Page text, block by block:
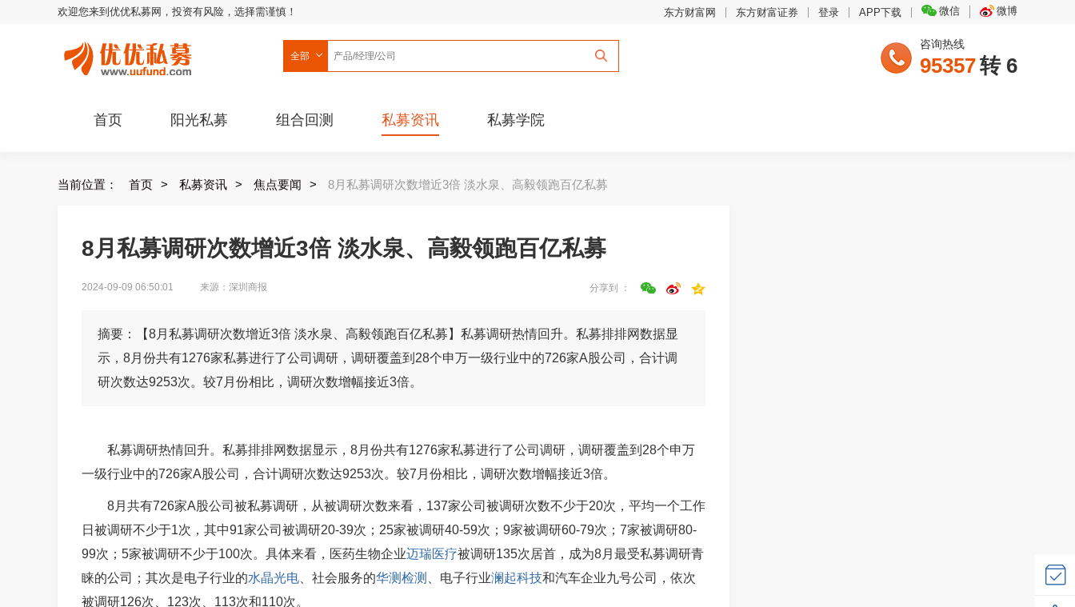
欢迎您来到优优私募网，投资有风险，选择需谨慎！ 东方财富网 东方财富证券 登录 APP下载 微信 微博
全部
咨询热线
95357转 6
首页 阳光私募 组合回测 私募资讯 私募学院
当前位置： 首页 > 私募资讯 > 焦点要闻 > 8月私募调研次数增近3倍 淡水泉、高毅领跑百亿私募
8月私募调研次数增近3倍 淡水泉、高毅领跑百亿私募
2024-09-09 06:50:01 来源：深圳商报 分享到 ：
摘要：【8月私募调研次数增近3倍 淡水泉、高毅领跑百亿私募】私募调研热情回升。私募排排网数据显
示，8月份共有1276家私募进行了公司调研，调研覆盖到28个申万一级行业中的726家A股公司，合计调
研次数达9253次。较7月份相比，调研次数增幅接近3倍。
私募调研热情回升。私募排排网数据显示，8月份共有1276家私募进行了公司调研，调研覆盖到28个申万
一级行业中的726家A股公司，合计调研次数达9253次。较7月份相比，调研次数增幅接近3倍。
8月共有726家A股公司被私募调研，从被调研次数来看，137家公司被调研次数不少于20次，平均一个工作
日被调研不少于1次，其中91家公司被调研20-39次；25家被调研40-59次；9家被调研60-79次；7家被调研80-
99次；5家被调研不少于100次。具体来看，医药生物企业迈瑞医疗被调研135次居首，成为8月最受私募调研青
睐的公司；其次是电子行业的水晶光电 、社会服务的华测检测 、电子行业澜起科技和汽车企业九号公司，依次
被调研126次、123次、113次和110次。